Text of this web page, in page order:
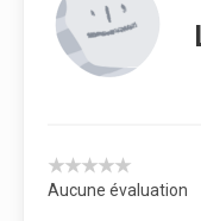
★★★★★
Aucune évaluation